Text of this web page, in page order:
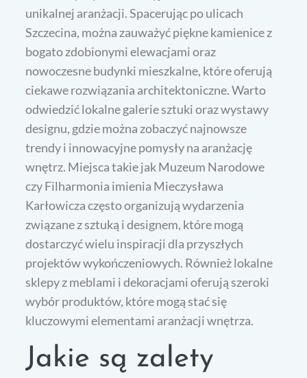
unikalnej aranżacji. Spacerując po ulicach
Szczecina, można zauważyć piękne kamienice z
bogato zdobionymi elewacjami oraz
nowoczesne budynki mieszkalne, które oferują
ciekawe rozwiązania architektoniczne. Warto
odwiedzić lokalne galerie sztuki oraz wystawy
designu, gdzie można zobaczyć najnowsze
trendy i innowacyjne pomysły na aranżację
wnętrz. Miejsca takie jak Muzeum Narodowe
czy Filharmonia imienia Mieczysława
Karłowicza często organizują wydarzenia
związane z sztuką i designem, które mogą
dostarczyć wielu inspiracji dla przyszłych
projektów wykończeniowych. Również lokalne
sklepy z meblami i dekoracjami oferują szeroki
wybór produktów, które mogą stać się
kluczowymi elementami aranżacji wnętrza.
Jakie są zalety